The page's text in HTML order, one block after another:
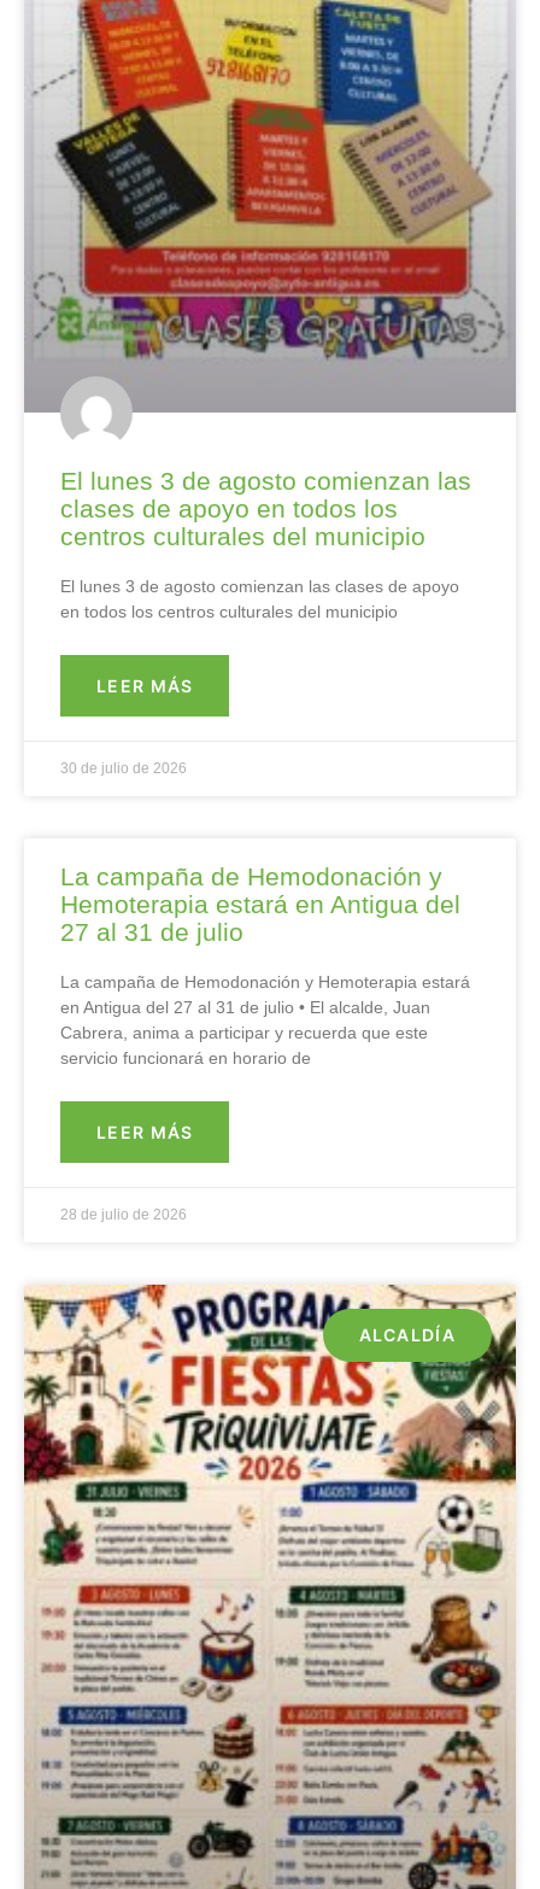
El lunes 3 de agosto comienzan las
clases de apoyo en todos los
centros culturales del municipio
El lunes 3 de agosto comienzan las clases de apoyo
en todos los centros culturales del municipio
LEER MÁS
30 de julio de 2026
La campaña de Hemodonación y
Hemoterapia estará en Antigua del
27 al 31 de julio
La campaña de Hemodonación y Hemoterapia estará
en Antigua del 27 al 31 de julio • El alcalde, Juan
Cabrera, anima a participar y recuerda que este
servicio funcionará en horario de
LEER MÁS
28 de julio de 2026
ALCALDÍA